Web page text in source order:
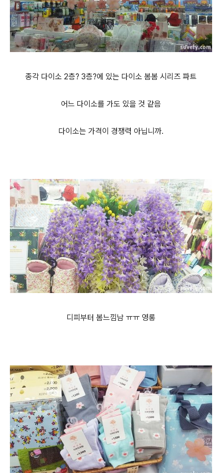
종각 다이소 2층? 3층?에 있는 다이소 봄봄 시리즈 파트
어느 다이소를 가도 있을 것 같음
다이소는 가격이 경쟁력 아닙니까.
디피부터 봄느낌남 ㅠㅠ 영롱